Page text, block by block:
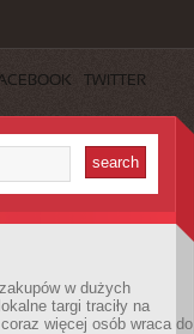
TWITTER
w dużych
targi traciły na
więcej osób wraca do